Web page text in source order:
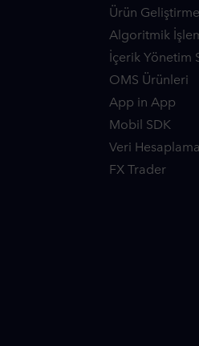
Ürün Geliştirme
Algoritmik
İçerik Yönetim
OMS Ürünleri
App in App
Mobil SDK
Veri
FX Trader